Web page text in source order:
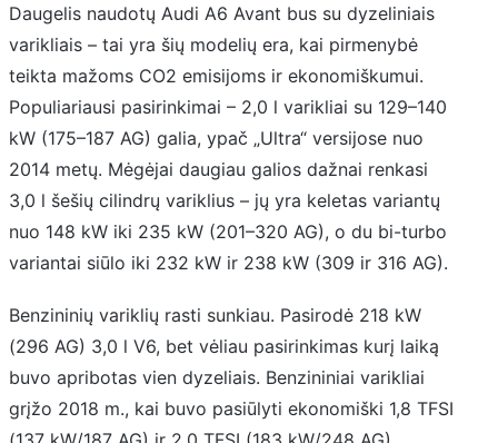
Daugelis naudotų Audi A6 Avant bus su dyzeliniais
varikliais – tai yra šių modelių era, kai pirmenybė
teikta mažoms CO2 emisijoms ir ekonomiškumui.
Populiariausi pasirinkimai – 2,0 l varikliai su 129–140
kW (175–187 AG) galia, ypač „Ultra“ versijose nuo
2014 metų. Mėgėjai daugiau galios dažnai renkasi
3,0 l šešių cilindrų variklius – jų yra keletas variantų
nuo 148 kW iki 235 kW (201–320 AG), o du bi-turbo
variantai siūlo iki 232 kW ir 238 kW (309 ir 316 AG).
Benzininių variklių rasti sunkiau. Pasirodė 218 kW
(296 AG) 3,0 l V6, bet vėliau pasirinkimas kurį laiką
buvo apribotas vien dyzeliais. Benzininiai varikliai
grįžo 2018 m., kai buvo pasiūlyti ekonomiški 1,8 TFSI